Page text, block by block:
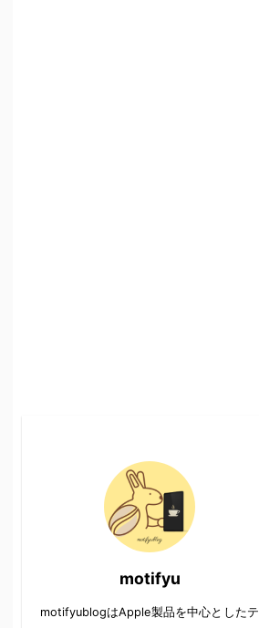
motifyu
motifyublogはApple製品を中心としたテ